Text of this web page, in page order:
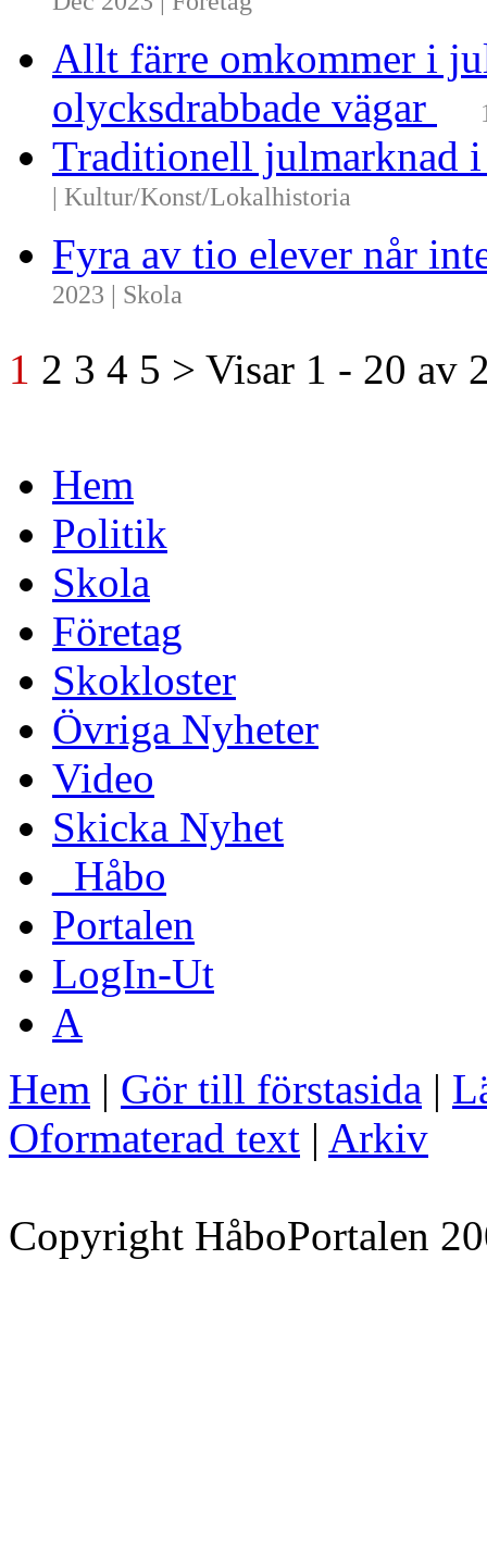
Allt färre omkommer i
olycksdrabbade vägar
Traditionell julmarknad
| Kultur/Konst/Lokalhistoria
Fyra av tio elever når
2023 | Skola
1 2 3 4 5 > Visar 1 - 20 av
Hem
Politik
Skola
Företag
Skokloster
Övriga Nyheter
Video
Skicka Nyhet
_Håbo
Portalen
LogIn-Ut
A
Hem | Gör till förstasida |
Oformaterad text | Arkiv
Copyright HåboPortalen